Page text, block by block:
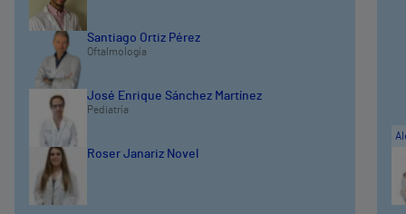
Santiago Ortiz Pérez
Oftalmología
José Enrique Sánchez Martínez
Pediatría
Roser Janariz Novel